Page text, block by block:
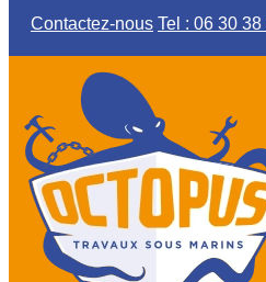
Contactez-nous Tel : 06 30